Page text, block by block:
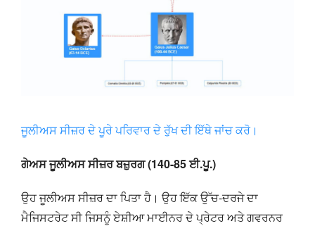
ਜੂਲੀਅਸ ਸੀਜ਼ਰ ਦੇ ਪੂਰੇ ਪਰਿਵਾਰ ਦੇ ਰੁੱਖ ਦੀ ਇੱਥੇ ਜਾਂਚ ਕਰੋ।
ਗੇਅਸ ਜੂਲੀਅਸ ਸੀਜ਼ਰ ਬਜ਼ੁਰਗ (140-85 ਈ.ਪੂ.)
ਉਹ ਜੂਲੀਅਸ ਸੀਜ਼ਰ ਦਾ ਪਿਤਾ ਹੈ। ਉਹ ਇੱਕ ਉੱਚ-ਦਰਜੇ ਦਾ
ਮੈਜਿਸਟਰੇਟ ਸੀ ਜਿਸਨੂੰ ਏਸ਼ੀਆ ਮਾਈਨਰ ਦੇ ਪ੍ਰੇਟਰ ਅਤੇ ਗਵਰਨਰ